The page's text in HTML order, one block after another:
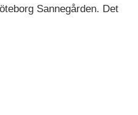
Sannegården. Det